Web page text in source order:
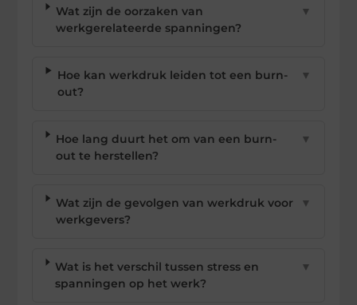
Wat zijn de oorzaken van
werkgerelateerde spanningen?
▼
Hoe kan werkdruk leiden tot een burn-
out?
▼
Hoe lang duurt het om van een burn-
out te herstellen?
▼
Wat zijn de gevolgen van werkdruk voor
werkgevers?
▼
Wat is het verschil tussen stress en
spanningen op het werk?
▼